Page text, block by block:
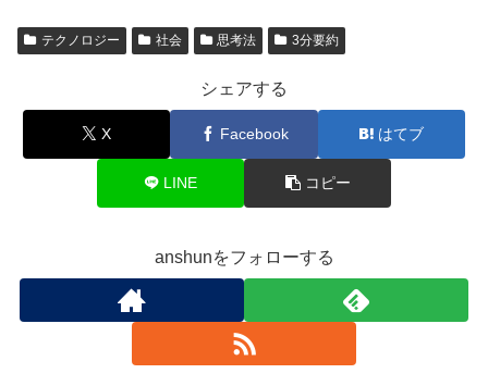
テクノロジー 社会 思考法 3分要約
シェアする
X Facebook はてブ
LINE コピー
anshunをフォローする